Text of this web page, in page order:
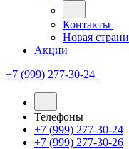
Контакты
Новая
Акции
+7 (999) 277-30-24
Телефоны
+7 (999) 277-30-24
+7 (999) 277-30-26